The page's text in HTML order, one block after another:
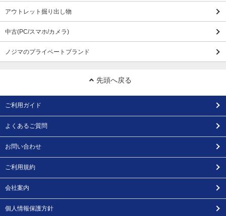
アウトレット掘り出し物
中古(PC/スマホ/カメラ)
ノジマのプライベートブランド
先頭へ戻る
ご利用ガイド
よくあるご質問
お問い合わせ
ご利用規約
会社案内
個人情報保護方針